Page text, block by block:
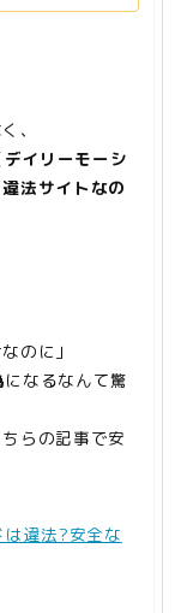
、
イリーモーシ
違法サイトなの
のに」
になるなんて驚
らの記事で安
は違法?安全な